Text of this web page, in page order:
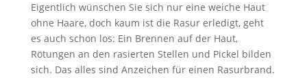
Eigentlich wünschen Sie sich nur eine weiche Haut
ohne Haare, doch kaum ist die Rasur erledigt, geht
es auch schon los: Ein Brennen auf der Haut,
Rötungen an den rasierten Stellen und Pickel bilden
sich. Das alles sind Anzeichen für einen Rasurbrand.